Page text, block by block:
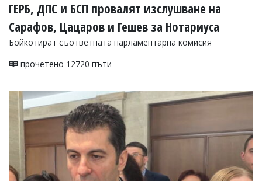
ГЕРБ, ДПС и БСП провалят изслушване на
Сарафов, Цацаров и Гешев за Нотариуса
Бойкотират съответната парламентарна комисия
прочетено 12720 пъти